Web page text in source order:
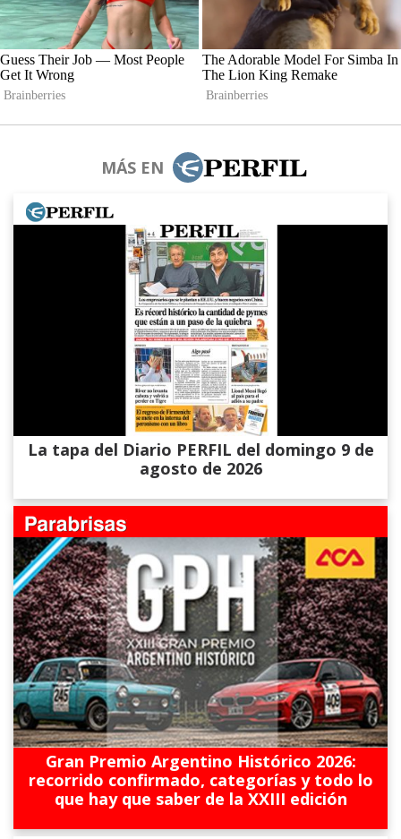
MÁS EN
La tapa del Diario PERFIL del domingo 9 de
agosto de 2026
Gran Premio Argentino Histórico 2026:
recorrido confirmado, categorías y todo lo
que hay que saber de la XXIII edición